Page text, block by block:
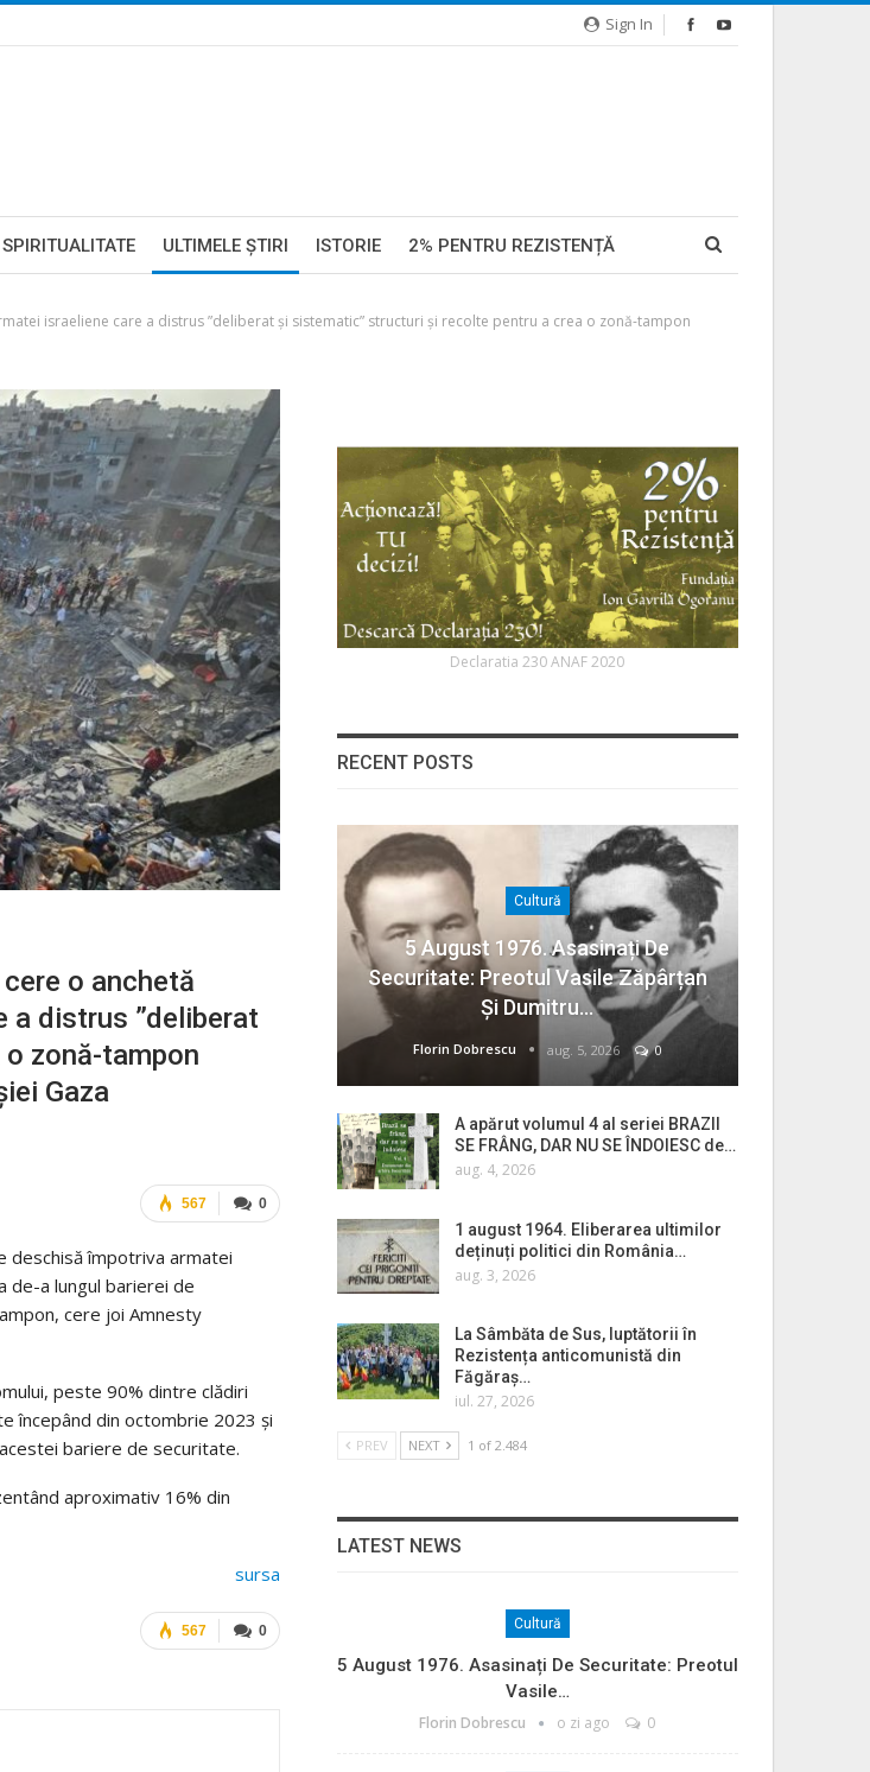
Sign In
SPIRITUALITATE ULTIMELE ŞTIRI ISTORIE 2% PENTRU REZISTENȚĂ
israeliene care a distrus ”deliberat şi sistematic” structuri şi recolte pentru a crea o zonă-tampon
o anchetă
a distrus ”deliberat
zonă-tampon
Gaza
0
567
deschisă împotriva armatei
de-a lungul barierei de
cere joi Amnesty
peste 90% dintre clădiri
începând din octombrie 2023 şi
bariere de securitate.
aproximativ 16% din
sursa
0
567
Declaratia 230 ANAF 2020
RECENT POSTS
Cultură
5 August 1976. Asasinați De
Securitate: Preotul Vasile Zăpârțan
Și Dumitru…
Florin Dobrescu aug. 5, 2026 0
A apărut volumul 4 al seriei BRAZII
SE FRÂNG, DAR NU SE ÎNDOIESC de…
aug. 4, 2026
1 august 1964. Eliberarea ultimilor
deținuți politici din România…
aug. 3, 2026
La Sâmbăta de Sus, luptătorii în
Rezistența anticomunistă din
Făgăraș…
iul. 27, 2026
PREV NEXT 1 of 2.484
LATEST NEWS
Cultură
5 August 1976. Asasinați De Securitate: Preotul
Vasile…
Florin Dobrescu o zi ago 0